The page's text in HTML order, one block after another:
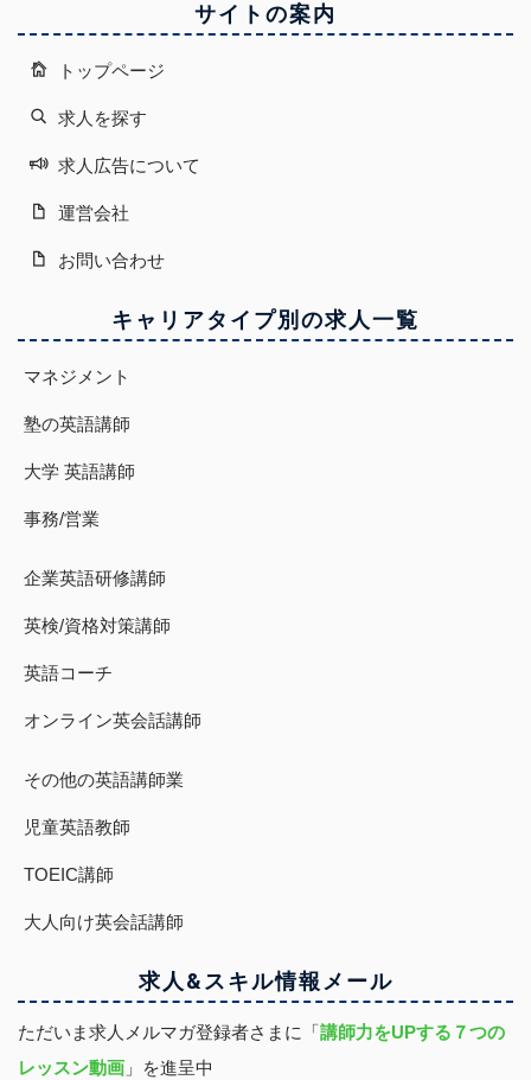
サイトの案内
トップページ
求人を探す
求人広告について
運営会社
お問い合わせ
キャリアタイプ別の求人一覧
マネジメント
塾の英語講師
大学 英語講師
事務/営業
企業英語研修講師
英検/資格対策講師
英語コーチ
オンライン英会話講師
その他の英語講師業
児童英語教師
TOEIC講師
大人向け英会話講師
求人&スキル情報 メール
ただいま求人メルマガ登録者さまに「講師力をUPする７つの
レッスン動画 」を進呈中